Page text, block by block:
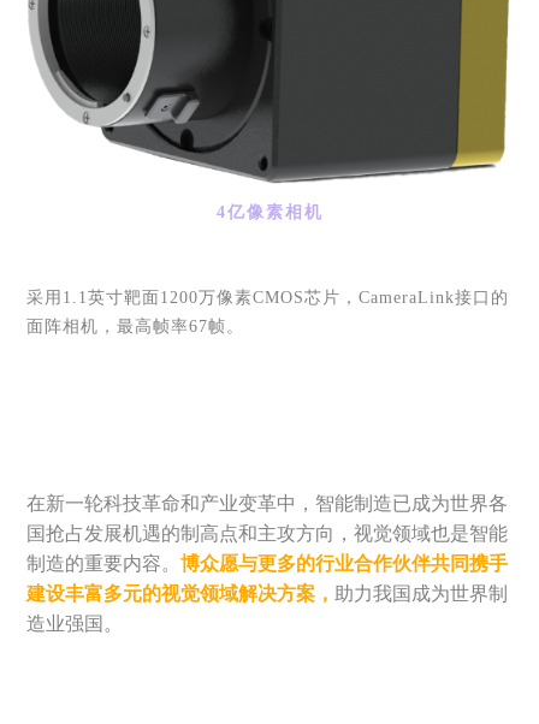
4亿像素相机
采用 1.1英寸靶面1200万像素CMOS芯片，CameraLink接口的
面阵相机，最高帧率67帧。
在新一轮科技革命和产业变革中，智能制造已成为世界各
国抢占发展机遇的制高点和主攻方向，视觉领域也是智能
制造的重要内容。博众愿与更多的行业合作伙伴共同携手
建设丰富多元的视觉领域解决方案， 助力我国成为世界制
造业强国。